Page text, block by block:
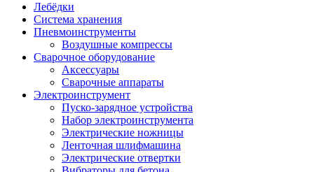
Лебёдки
Система хранения
Пневмоинструменты
Воздушные компрессы
Сварочное оборудование
Аксессуары
Сварочные аппараты
Электроинструмент
Пуско-зарядное устройства
Набор электроинструмента
Электрические ножницы
Ленточная шлифмашина
Электрические отвертки